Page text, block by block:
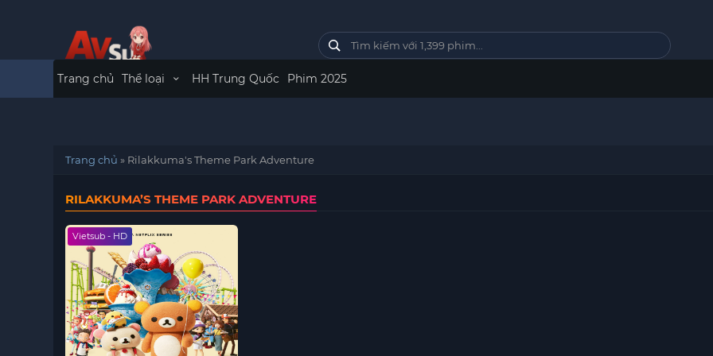
Trang chủ Thể loại HH Trung Quốc Phim 2025
Trang chủ » Rilakkuma's Theme Park Adventure
RILAKKUMA’S THEME PARK ADVENTURE
Vietsub - HD